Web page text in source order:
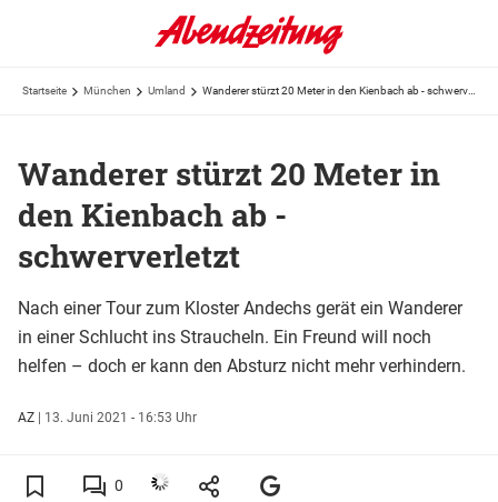
Startseite München Umland
Wanderer stürzt 20 Meter in
den Kienbach ab -
schwerverletzt
Nach einer Tour zum Kloster Andechs gerät ein Wanderer
in einer Schlucht ins Straucheln. Ein Freund will noch
helfen – doch er kann den Absturz nicht mehr verhindern.
AZ | 13. Juni 2021 - 16:53 Uhr
0